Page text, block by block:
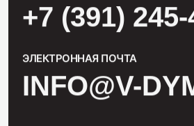
+7 (391)
ЭЛЕКТРОННАЯ ПОЧТА
INFO@V-